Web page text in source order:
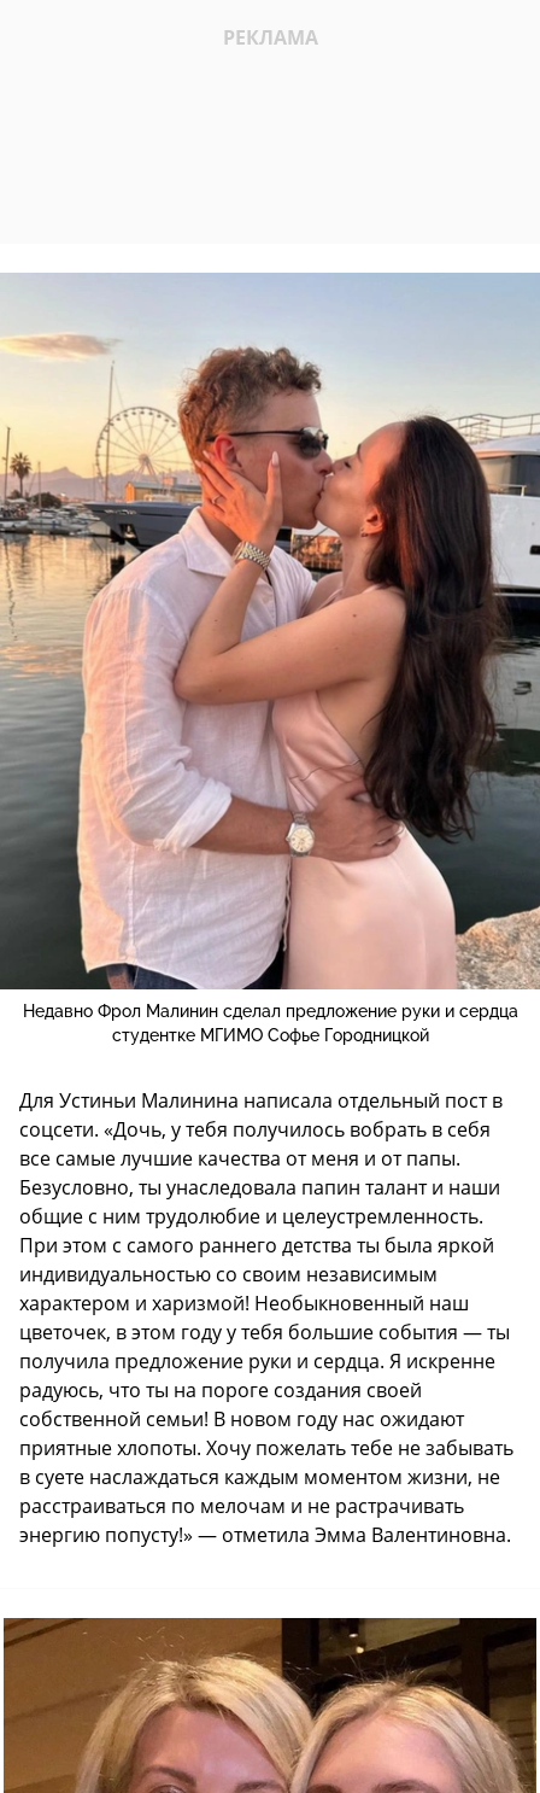
Недавно Фрол Малинин сделал предложение руки и сердца
студентке МГИМО Софье Городницкой
Для Устиньи Малинина написала отдельный пост в
соцсети. «Дочь, у тебя получилось вобрать в себя
все самые лучшие качества от меня и от папы.
Безусловно, ты унаследовала папин талант и наши
общие с ним трудолюбие и целеустремленность.
При этом с самого раннего детства ты была яркой
индивидуальностью со своим независимым
характером и харизмой! Необыкновенный наш
цветочек, в этом году у тебя большие события — ты
получила предложение руки и сердца. Я искренне
радуюсь, что ты на пороге создания своей
собственной семьи! В новом году нас ожидают
приятные хлопоты. Хочу пожелать тебе не забывать
в суете наслаждаться каждым моментом жизни, не
расстраиваться по мелочам и не растрачивать
энергию попусту!» — отметила Эмма Валентиновна.